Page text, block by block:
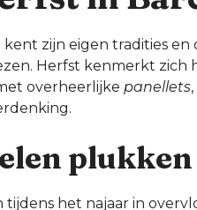
kent zijn eigen tradities
Herfst kenmerkt
overheerlijke panellets
plukken
het najaar in